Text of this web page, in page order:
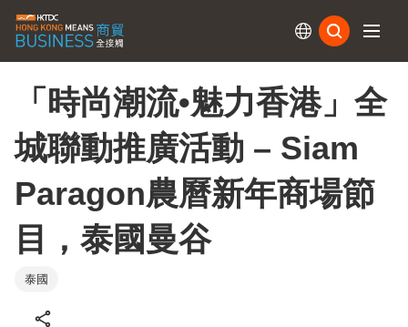
「時尚潮流•魅力香港」全
城聯動推廣活動 – Siam
Paragon農曆新年商場節
目，泰國曼谷
泰國